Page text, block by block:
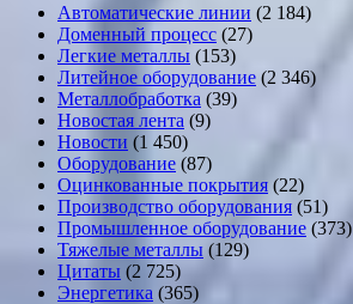
Автоматические линии (2 184)
Доменный процесс (27)
Легкие металлы (153)
Литейное оборудование (2 346)
Металлобработка (39)
Новостая лента (9)
Новости (1 450)
Оборудование (87)
Оцинкованные покрытия (22)
Производство оборудования (51)
Промышленное оборудование (373)
Тяжелые металлы (129)
Цитаты (2 725)
Энергетика (365)